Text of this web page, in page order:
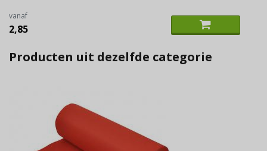
vanaf
2,85
Producten uit dezelfde categorie